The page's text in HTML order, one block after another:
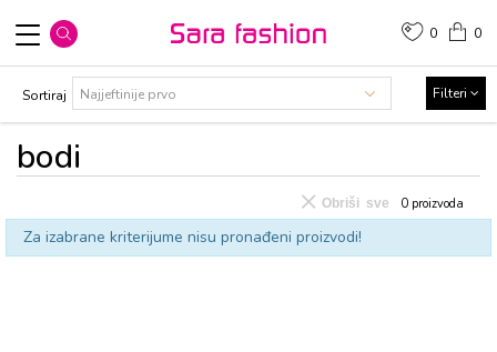
0
0
bоdi
Sortiraj Filteri
0 proizvoda
Obriši sve
Za izabrane kriterijume nisu pronađeni proizvodi!